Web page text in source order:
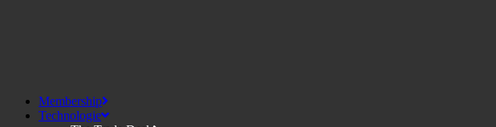
Membership
Technologie